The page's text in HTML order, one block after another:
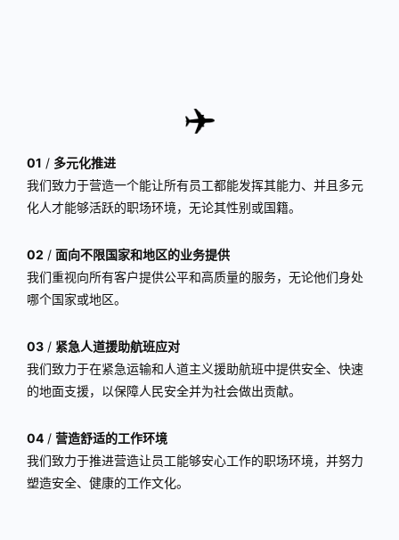
01 / 多元化推进
我们致力于营造一个能让所有员工都能发挥其能力、并且多元
化人才能够活跃的职场环境，无论其性别或国籍。
02 / 面向不限国家和地区的业务提供
我们重视向所有客户提供公平和高质量的服务，无论他们身处
哪个国家或地区。
03 / 紧急人道援助航班应对
我们致力于在紧急运输和人道主义援助航班中提供安全、快速
的地面支援，以保障人民安全并为社会做出贡献。
04 / 营造舒适的工作环境
我们致力于推进营造让员工能够安心工作的职场环境，并努力
塑造安全、健康的工作文化。